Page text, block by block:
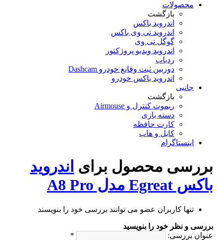
محصولات
بازگشت
اندروید باکس
اندروید تی‌ وی باکس
گوگل تی وی
اندروید ویدیو پروژکتور
ردیاب
دوربین ثبت وقایع خودرو Dashcam
اندروید باکس خودرو
جانبی
بازگشت
ریموت کنترل و Airmouse
دسته بازی
کارت حافظه
کابل و هاب
اینستاگرام
بررسی محصول برای اندروید
باکس Egreat مدل A8 Pro
تنها کاربران عضو می توانند بررسی خود را بنویسند
بررسی و نظر خود را بنویسید
عنوان بررسی:
*